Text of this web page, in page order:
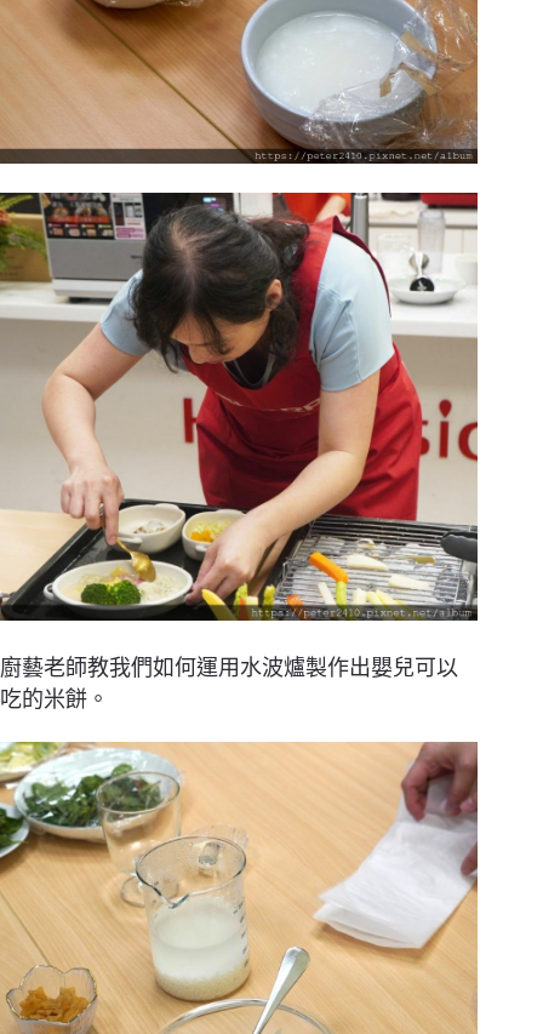
廚藝老師教我們如何運用水波爐製作出嬰兒可以
吃的米餅。